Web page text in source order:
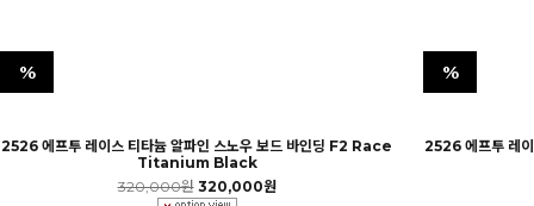
%
2526 에프투 레이스 티타늄 알파인 스노우 보드 바인딩 F2 Race
Titanium Black
320,000원 320,000원
%
2526 에프투 레